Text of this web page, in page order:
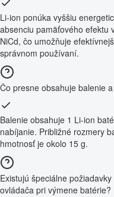
Li-ion ponúka vyššiu
absenciu pamäťového efektu
NiCd, čo umožňuje
správnom používaní.
Čo presne obsahuje balenie
Balenie obsahuje 1 Li-ion
nabíjanie. Približné rozmery
hmotnosť je okolo 15 g.
Existujú špeciálne
ovládača pri výmene batérie?